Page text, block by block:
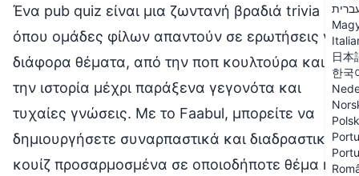
日本
한국
Ένα pub quiz είναι μια ζωντανή βραδιά trivia
όπου ομάδες φίλων απαντούν σε ερωτήσεις για
διάφορα θέματα, από την ποπ κουλτούρα και
την ιστορία μέχρι παράξενα γεγονότα και
τυχαίες γνώσεις. Με το Faabul, μπορείτε να
δημιουργήσετε συναρπαστικά και διαδραστικά
κουίζ προσαρμοσμένα σε οποιοδήποτε θέμα ή